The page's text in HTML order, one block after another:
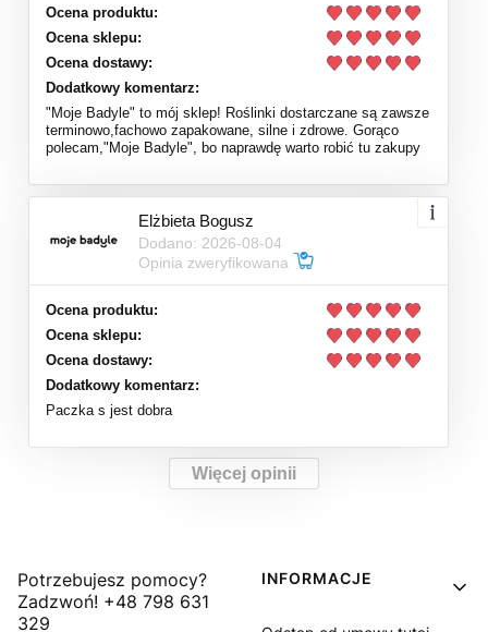
Ocena produktu:
Ocena sklepu:
Ocena dostawy:
Dodatkowy komentarz:
"Moje Badyle" to mój sklep! Roślinki dostarczane są zawsze
terminowo,fachowo zapakowane, silne i zdrowe. Gorąco
polecam,"Moje Badyle", bo naprawdę warto robić tu zakupy
Elżbieta Bogusz
Dodano: 2026-08-04
Opinia zweryfikowana
Ocena produktu:
Ocena sklepu:
Ocena dostawy:
Dodatkowy komentarz:
Paczka s jest dobra
Więcej opinii
Potrzebujesz pomocy?
Zadzwoń! +48 798 631
329
Linki w stopce
INFORMACJE